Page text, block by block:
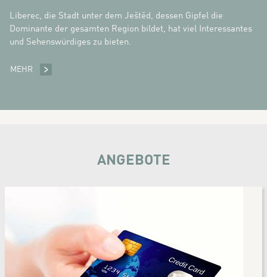
Liberec, die Stadt unter dem Ještěd, dessen Gipfel die
Dominante der gesamten Region bildet, hat viel Interessantes
und Sehenswürdiges zu bieten.
MEHR SEHENSWÜRDIGKEITEN
ANGEBOTE